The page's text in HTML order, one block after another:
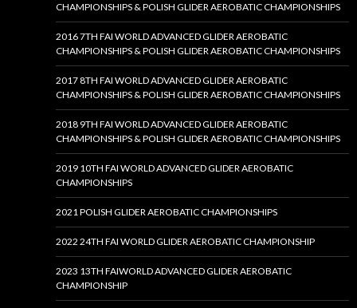
CHAMPIONSHIPS & POLISH GLIDER AEROBATIC CHAMPIONSHIPS
2016 7TH FAI WORLD ADVANCED GLIDER AEROBATIC
CHAMPIONSHIPS & POLISH GLIDER AEROBATIC CHAMPIONSHIPS
2017 8TH FAI WORLD ADVANCED GLIDER AEROBATIC
CHAMPIONSHIPS & POLISH GLIDER AEROBATIC CHAMPIONSHIPS
2018 9TH FAI WORLD ADVANCED GLIDER AEROBATIC
CHAMPIONSHIPS & POLISH GLIDER AEROBATIC CHAMPIONSHIPS
2019 10TH FAI WORLD ADVANCED GLIDER AEROBATIC
CHAMPIONSHIPS
2021 POLISH GLIDER AEROBATIC CHAMPIONSHIPS
2022 24TH FAI WORLD GLIDER AEROBATIC CHAMPIONSHIP
2023 13TH FAIWORLD ADVANCED GLIDER AEROBATIC
CHAMPIONSHIP